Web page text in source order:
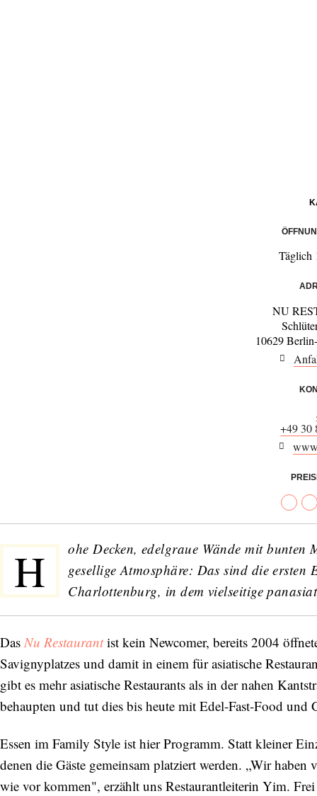
Täglich
NU
10629
+49 30
H
ohe Decken, edelgraue Wände mit
gesellige Atmosphäre: Das sind die ersten
Charlottenburg, in dem vielseitige
Das Nu Restaurantist kein Newcomer, bereits 2004
Savignyplatzes und damit in einem für asiatische
gibt es mehr asiatische Restaurants als in der nahen
behaupten und tut dies bis heute mit Edel-Fast-Food und
Essen im Family Style ist hier Programm. Statt kleiner
denen die Gäste gemeinsam platziert werden. „Wir
wie vor kommen", erzählt uns Restaurantleiterin Yim.